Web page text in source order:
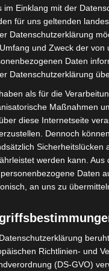
Sportangebote
ihre
von Jazz bis
geboten war. Ein
die das
waren im
für das
neue Registrierungen.
Der
im Einklang mit der
für uns geltenden
Datenschutzerklärung
und Zweck der
Daten
Datenschutzerklärung
als für die
Maßnahmen
diese Internetseite
Dennoch
Sicherheitslücken
werden kann.
Daten
an uns zu
Richtlinien- und
(DS-GVO)